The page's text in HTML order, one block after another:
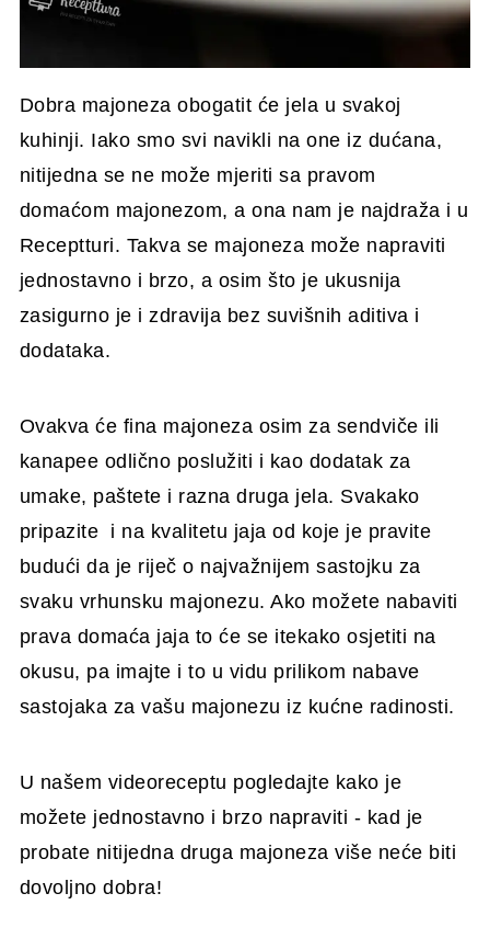
Dobra majoneza obogatit će jela u svakoj
kuhinji. Iako smo svi navikli na one iz dućana,
nitijedna se ne može mjeriti sa pravom
domaćom majonezom, a ona nam je najdraža i u
Receptturi. Takva se majoneza može napraviti
jednostavno i brzo, a osim što je ukusnija
zasigurno je i zdravija bez suvišnih aditiva i
dodataka.
Ovakva će fina majoneza osim za sendviče ili
kanapee odlično poslužiti i kao dodatak za
umake, paštete i razna druga jela. Svakako
pripazite i na kvalitetu jaja od koje je pravite
budući da je riječ o najvažnijem sastojku za
svaku vrhunsku majonezu. Ako možete nabaviti
prava domaća jaja to će se itekako osjetiti na
okusu, pa imajte i to u vidu prilikom nabave
sastojaka za vašu majonezu iz kućne radinosti.
U našem videoreceptu pogledajte kako je
možete jednostavno i brzo napraviti - kad je
probate nitijedna druga majoneza više neće biti
dovoljno dobra!